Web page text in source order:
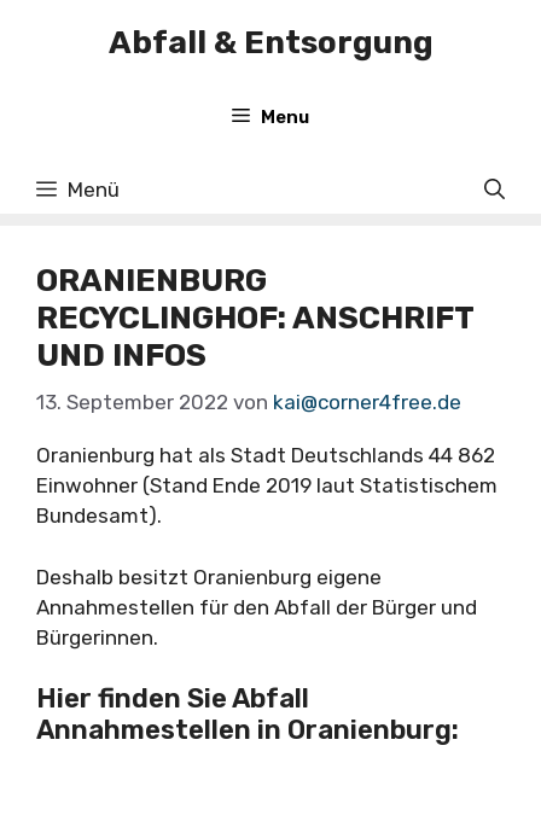
Abfall & Entsorgung
Menu
Menü
ORANIENBURG
RECYCLINGHOF: ANSCHRIFT
UND INFOS
13. September 2022 von kai@corner4free.de
Oranienburg hat als Stadt Deutschlands 44 862
Einwohner (Stand Ende 2019 laut Statistischem
Bundesamt).
Deshalb besitzt Oranienburg eigene
Annahmestellen für den Abfall der Bürger und
Bürgerinnen.
Hier finden Sie Abfall
Annahmestellen in Oranienburg: